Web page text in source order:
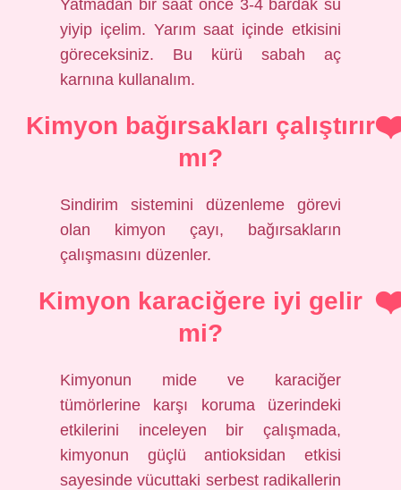
Yatmadan bir saat önce 3-4 bardak su
yiyip içelim. Yarım saat içinde etkisini
göreceksiniz. Bu kürü sabah aç
karnına kullanalım.
Kimyon bağırsakları çalıştırır
mı?
Sindirim sistemini düzenleme görevi
olan kimyon çayı, bağırsakların
çalışmasını düzenler.
Kimyon karaciğere iyi gelir
mi?
Kimyonun mide ve karaciğer
tümörlerine karşı koruma üzerindeki
etkilerini inceleyen bir çalışmada,
kimyonun güçlü antioksidan etkisi
sayesinde vücuttaki serbest radikallerin